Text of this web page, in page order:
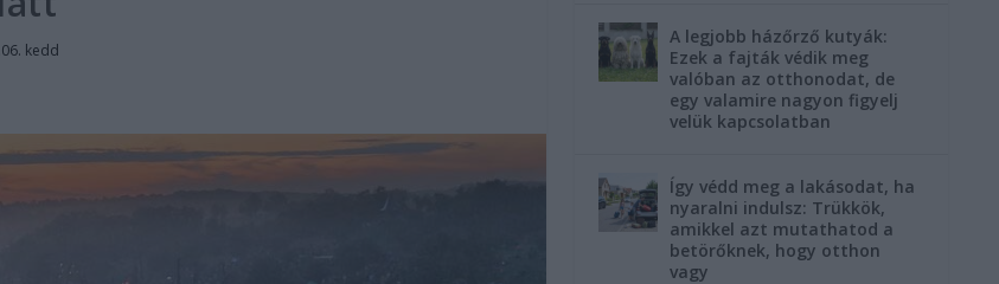
kedd
A legjobb házőrző kutyák:
Ezek a fajták védik meg
valóban az otthonodat, de
egy valamire nagyon figyelj
velük kapcsolatban
Így védd meg a lakásodat, ha
nyaralni indulsz: Trükkök,
amikkel azt mutathatod a
betörőknek, hogy otthon
vagy